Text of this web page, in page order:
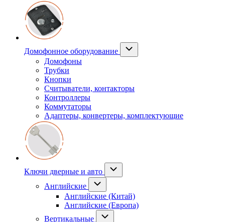
Домофонное оборудование
Домофоны
Трубки
Кнопки
Считыватели, контакторы
Контроллеры
Коммутаторы
Адаптеры, конвертеры, комплектующие
Ключи дверные и авто
Английские
Английские (Китай)
Английские (Европа)
Вертикальные